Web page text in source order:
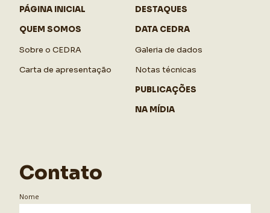
PÁGINA INICIAL
QUEM SOMOS
Sobre o CEDRA
Carta de apresentação
DESTAQUES
DATA CEDRA
Galeria de dados
Notas técnicas
PUBLICAÇÕES
NA MÍDIA
Contato
Nome